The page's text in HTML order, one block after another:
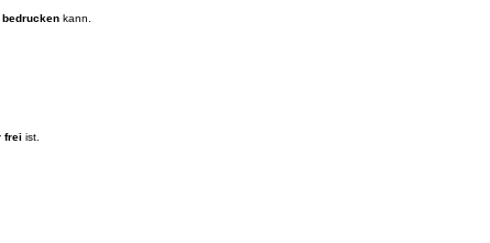
bedrucken kann.
frei ist.